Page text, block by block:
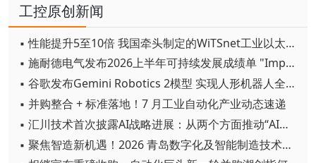
工控原创新闻
▪ 性能提升5至10倍 我国牵头制定的WiTSnet工业以太网国际标准正式发布
▪ 施耐德电气发布2026上半年可持续发展成绩单 "Impact 2030"路线图开局稳健
▪ 谷歌发布Gemini Robotics 2模型 实现人形机器人全身智能控制突破
▪ 并购整合 + 标准落地！7 月工业自动化产业动态速递
▪ 汇川技术首次披露AI战略进展：从两个方面推动“AI业务化”落地
▪ 聚焦智造新机遇！2026 青岛数字化及智能制造技术论坛圆满落幕